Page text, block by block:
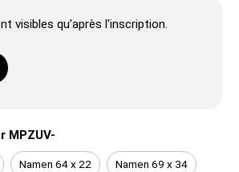
visibles qu'après l'inscription.
MPZUV-
Namen 64 x 22 Namen 69 x 34